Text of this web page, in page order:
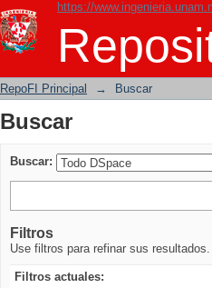
https://
Buscar
RepoFI Principal → Buscar
Buscar
Buscar:
Filtros
Use filtros para refinar sus resultados.
Filtros actuales: